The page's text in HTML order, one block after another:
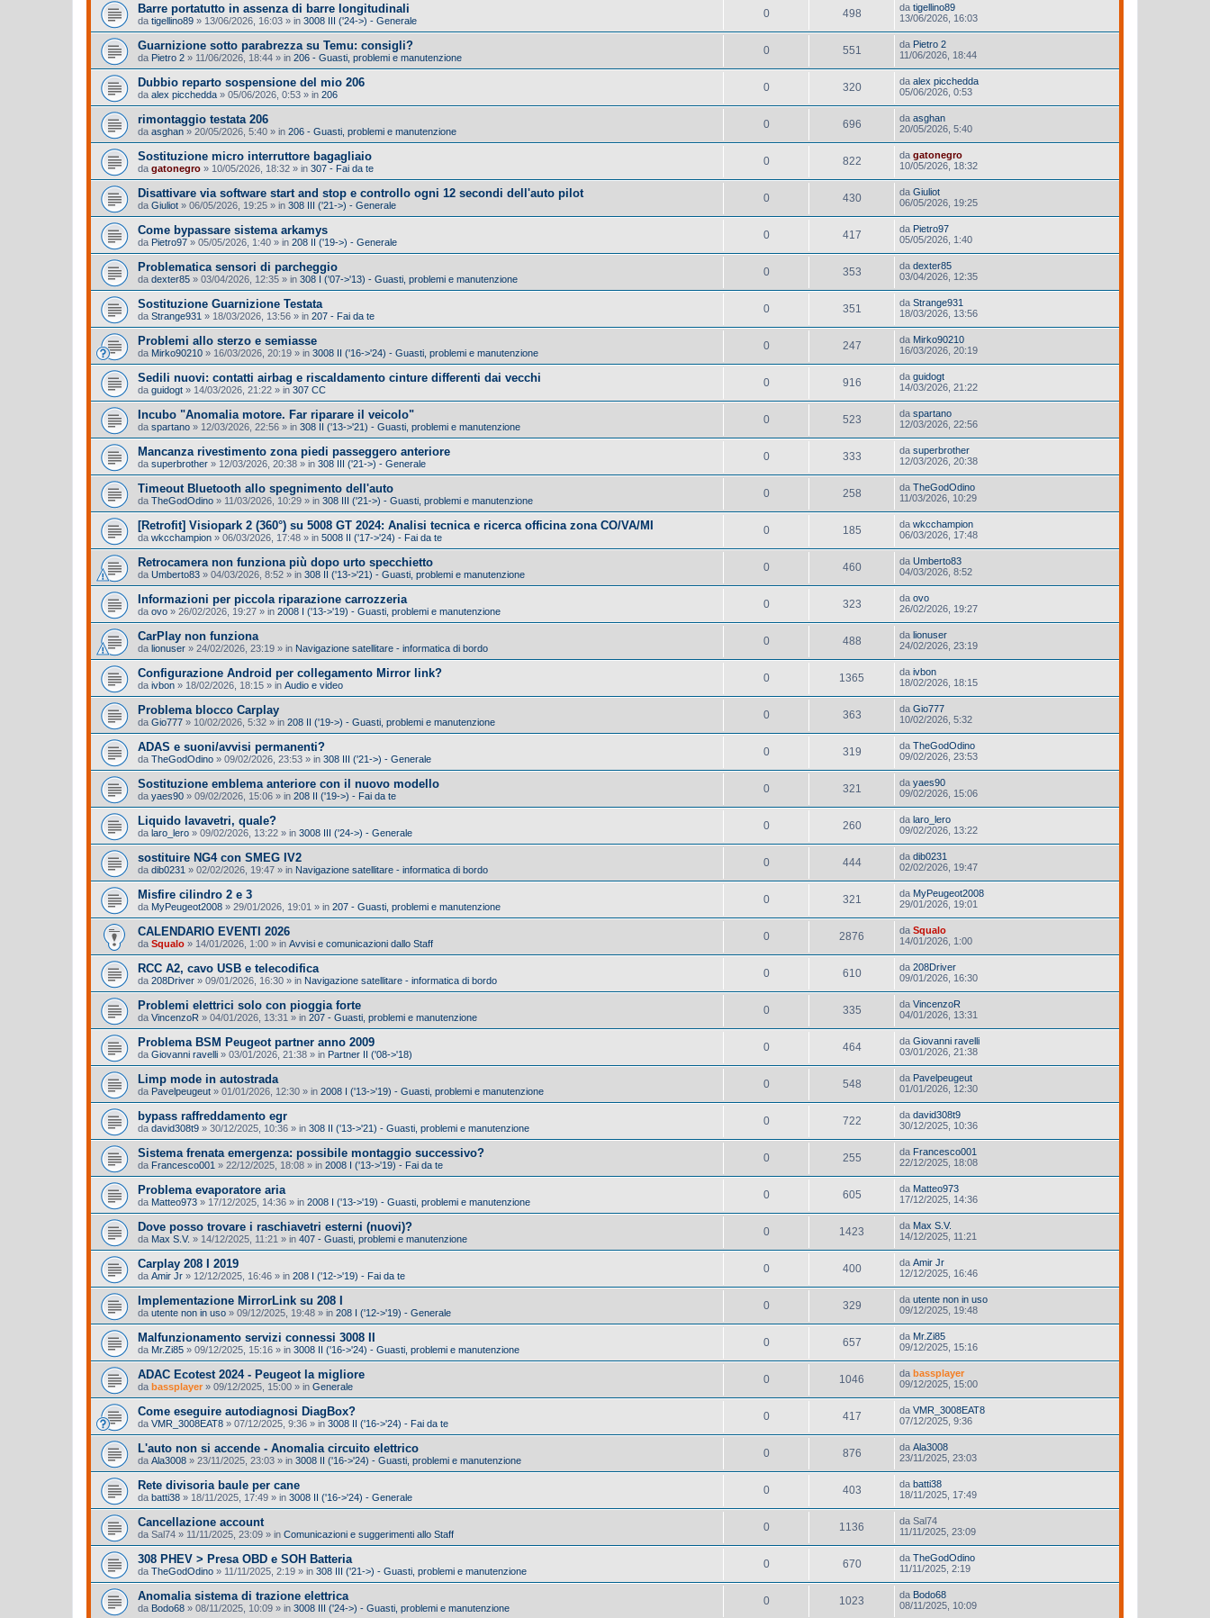
Barre portatutto in assenza di barre longitudinali
da tigellino89 » 13/06/2026, 16:03 » in 3008 III ('24->) - Generale
0 498 da tigellino89
13/06/2026, 16:03
Guarnizione sotto parabrezza su Temu: consigli?
da Pietro 2 » 11/06/2026, 18:44 » in 206 - Guasti, problemi e manutenzione
0 551 da Pietro 2
11/06/2026, 18:44
Dubbio reparto sospensione del mio 206
da alex picchedda » 05/06/2026, 0:53 » in 206
0 320 da alex picchedda
05/06/2026, 0:53
rimontaggio testata 206
da asghan » 20/05/2026, 5:40 » in 206 - Guasti, problemi e manutenzione
0 696 da asghan
20/05/2026, 5:40
Sostituzione micro interruttore bagagliaio
da gatonegro » 10/05/2026, 18:32 » in 307 - Fai da te
0 822 da gatonegro
10/05/2026, 18:32
Disattivare via software start and stop e controllo ogni 12 secondi dell'auto pilot
da Giuliot » 06/05/2026, 19:25 » in 308 III ('21->) - Generale
0 430 da Giuliot
06/05/2026, 19:25
Come bypassare sistema arkamys
da Pietro97 » 05/05/2026, 1:40 » in 208 II ('19->) - Generale
0 417 da Pietro97
05/05/2026, 1:40
Problematica sensori di parcheggio
da dexter85 » 03/04/2026, 12:35 » in 308 I ('07->'13) - Guasti, problemi e manutenzione
0 353 da dexter85
03/04/2026, 12:35
Sostituzione Guarnizione Testata
da Strange931 » 18/03/2026, 13:56 » in 207 - Fai da te
0 351 da Strange931
18/03/2026, 13:56
Problemi allo sterzo e semiasse
da Mirko90210 » 16/03/2026, 20:19 » in 3008 II ('16->'24) - Guasti, problemi e manutenzione
0 247 da Mirko90210
16/03/2026, 20:19
Sedili nuovi: contatti airbag e riscaldamento cinture differenti dai vecchi
da guidogt » 14/03/2026, 21:22 » in 307 CC
0 916 da guidogt
14/03/2026, 21:22
Incubo "Anomalia motore. Far riparare il veicolo"
da spartano » 12/03/2026, 22:56 » in 308 II ('13->'21) - Guasti, problemi e manutenzione
0 523 da spartano
12/03/2026, 22:56
Mancanza rivestimento zona piedi passeggero anteriore
da superbrother » 12/03/2026, 20:38 » in 308 III ('21->) - Generale
0 333 da superbrother
12/03/2026, 20:38
Timeout Bluetooth allo spegnimento dell'auto
da TheGodOdino » 11/03/2026, 10:29 » in 308 III ('21->) - Guasti, problemi e manutenzione
0 258 da TheGodOdino
11/03/2026, 10:29
​[Retrofit] Visiopark 2 (360°) su 5008 GT 2024: Analisi tecnica e ricerca officina zona CO/VA/MI
da wkcchampion » 06/03/2026, 17:48 » in 5008 II ('17->'24) - Fai da te
0 185 da wkcchampion
06/03/2026, 17:48
Retrocamera non funziona più dopo urto specchietto
da Umberto83 » 04/03/2026, 8:52 » in 308 II ('13->'21) - Guasti, problemi e manutenzione
0 460 da Umberto83
04/03/2026, 8:52
Informazioni per piccola riparazione carrozzeria
da ovo » 26/02/2026, 19:27 » in 2008 I ('13->'19) - Guasti, problemi e manutenzione
0 323 da ovo
26/02/2026, 19:27
CarPlay non funziona
da lionuser » 24/02/2026, 23:19 » in Navigazione satellitare - informatica di bordo
0 488 da lionuser
24/02/2026, 23:19
Configurazione Android per collegamento Mirror link?
da ivbon » 18/02/2026, 18:15 » in Audio e video
0 1365 da ivbon
18/02/2026, 18:15
Problema blocco Carplay
da Gio777 » 10/02/2026, 5:32 » in 208 II ('19->) - Guasti, problemi e manutenzione
0 363 da Gio777
10/02/2026, 5:32
ADAS e suoni/avvisi permanenti?
da TheGodOdino » 09/02/2026, 23:53 » in 308 III ('21->) - Generale
0 319 da TheGodOdino
09/02/2026, 23:53
Sostituzione emblema anteriore con il nuovo modello
da yaes90 » 09/02/2026, 15:06 » in 208 II ('19->) - Fai da te
0 321 da yaes90
09/02/2026, 15:06
Liquido lavavetri, quale?
da laro_lero » 09/02/2026, 13:22 » in 3008 III ('24->) - Generale
0 260 da laro_lero
09/02/2026, 13:22
sostituire NG4 con SMEG IV2
da dib0231 » 02/02/2026, 19:47 » in Navigazione satellitare - informatica di bordo
0 444 da dib0231
02/02/2026, 19:47
Misfire cilindro 2 e 3
da MyPeugeot2008 » 29/01/2026, 19:01 » in 207 - Guasti, problemi e manutenzione
0 321 da MyPeugeot2008
29/01/2026, 19:01
CALENDARIO EVENTI 2026
da Squalo » 14/01/2026, 1:00 » in Avvisi e comunicazioni dallo Staff
0 2876 da Squalo
14/01/2026, 1:00
RCC A2, cavo USB e telecodifica
da 208Driver » 09/01/2026, 16:30 » in Navigazione satellitare - informatica di bordo
0 610 da 208Driver
09/01/2026, 16:30
Problemi elettrici solo con pioggia forte
da VincenzoR » 04/01/2026, 13:31 » in 207 - Guasti, problemi e manutenzione
0 335 da VincenzoR
04/01/2026, 13:31
Problema BSM Peugeot partner anno 2009
da Giovanni ravelli » 03/01/2026, 21:38 » in Partner II ('08->'18)
0 464 da Giovanni ravelli
03/01/2026, 21:38
Limp mode in autostrada
da Pavelpeugeut » 01/01/2026, 12:30 » in 2008 I ('13->'19) - Guasti, problemi e manutenzione
0 548 da Pavelpeugeut
01/01/2026, 12:30
bypass raffreddamento egr
da david308t9 » 30/12/2025, 10:36 » in 308 II ('13->'21) - Guasti, problemi e manutenzione
0 722 da david308t9
30/12/2025, 10:36
Sistema frenata emergenza: possibile montaggio successivo?
da Francesco001 » 22/12/2025, 18:08 » in 2008 I ('13->'19) - Fai da te
0 255 da Francesco001
22/12/2025, 18:08
Problema evaporatore aria
da Matteo973 » 17/12/2025, 14:36 » in 2008 I ('13->'19) - Guasti, problemi e manutenzione
0 605 da Matteo973
17/12/2025, 14:36
Dove posso trovare i raschiavetri esterni (nuovi)?
da Max S.V. » 14/12/2025, 11:21 » in 407 - Guasti, problemi e manutenzione
0 1423 da Max S.V.
14/12/2025, 11:21
Carplay 208 I 2019
da Amir Jr » 12/12/2025, 16:46 » in 208 I ('12->'19) - Fai da te
0 400 da Amir Jr
12/12/2025, 16:46
Implementazione MirrorLink su 208 I
da utente non in uso » 09/12/2025, 19:48 » in 208 I ('12->'19) - Generale
0 329 da utente non in uso
09/12/2025, 19:48
Malfunzionamento servizi connessi 3008 II
da Mr.Zi85 » 09/12/2025, 15:16 » in 3008 II ('16->'24) - Guasti, problemi e manutenzione
0 657 da Mr.Zi85
09/12/2025, 15:16
ADAC Ecotest 2024 - Peugeot la migliore
da bassplayer » 09/12/2025, 15:00 » in Generale
0 1046 da bassplayer
09/12/2025, 15:00
Come eseguire autodiagnosi DiagBox?
da VMR_3008EAT8 » 07/12/2025, 9:36 » in 3008 II ('16->'24) - Fai da te
0 417 da VMR_3008EAT8
07/12/2025, 9:36
L'auto non si accende - Anomalia circuito elettrico
da Ala3008 » 23/11/2025, 23:03 » in 3008 II ('16->'24) - Guasti, problemi e manutenzione
0 876 da Ala3008
23/11/2025, 23:03
Rete divisoria baule per cane
da batti38 » 18/11/2025, 17:49 » in 3008 II ('16->'24) - Generale
0 403 da batti38
18/11/2025, 17:49
Cancellazione account
da Sal74 » 11/11/2025, 23:09 » in Comunicazioni e suggerimenti allo Staff
0 1136 da Sal74
11/11/2025, 23:09
308 PHEV > Presa OBD e SOH Batteria
da TheGodOdino » 11/11/2025, 2:19 » in 308 III ('21->) - Guasti, problemi e manutenzione
0 670 da TheGodOdino
11/11/2025, 2:19
Anomalia sistema di trazione elettrica
da Bodo68 » 08/11/2025, 10:09 » in 3008 III ('24->) - Guasti, problemi e manutenzione
0 1023 da Bodo68
08/11/2025, 10:09